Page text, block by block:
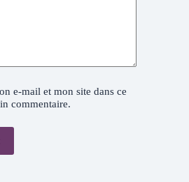
e-mail et mon site dans ce
commentaire.